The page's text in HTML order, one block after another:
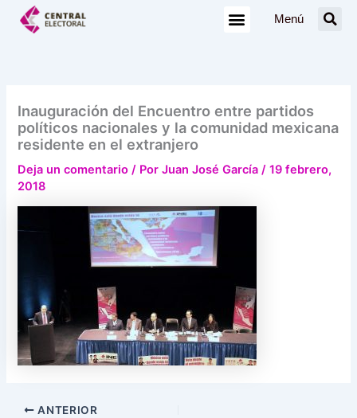
Menú
Inauguración del Encuentro entre partidos
políticos nacionales y la comunidad mexicana
residente en el extranjero
Deja un comentario / PorJuan José García/19 febrero,
2018
ANTERIOR